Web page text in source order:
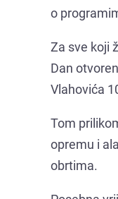
o
Za sve koji
Dan
Vlahovića
Tom
opremu i
obrtima.